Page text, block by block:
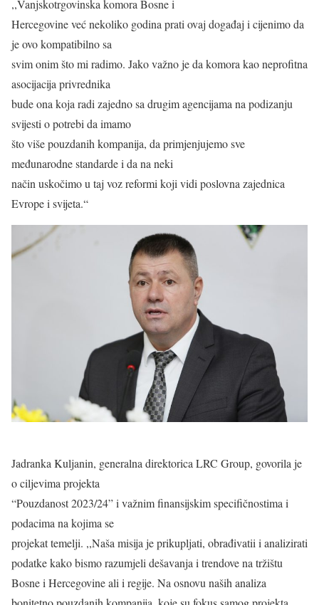
,,Vanjskotrgovinska komora Bosne i
Hercegovine već nekoliko godina prati ovaj događaj i cijenimo da
je ovo kompatibilno sa
svim onim što mi radimo. Jako važno je da komora kao neprofitna
asocijacija privrednika
bude ona koja radi zajedno sa drugim agencijama na podizanju
svijesti o potrebi da imamo
što više pouzdanih kompanija, da primjenjujemo sve
međunarodne standarde i da na neki
način uskočimo u taj voz reformi koji vidi poslovna zajednica
Evrope i svijeta.“
Jadranka Kuljanin, generalna direktorica LRC Group, govorila je
o ciljevima projekta
“Pouzdanost 2023/24” i važnim finansijskim specifičnostima i
podacima na kojima se
projekat temelji. ,,Naša misija je prikupljati, obrađivatii i analizirati
podatke kako bismo razumjeli dešavanja i trendove na tržištu
Bosne i Hercegovine ali i regije. Na osnovu naših analiza